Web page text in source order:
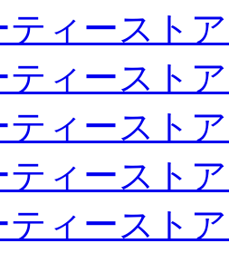
ティースト
ティースト
ティースト
ティースト
ティースト